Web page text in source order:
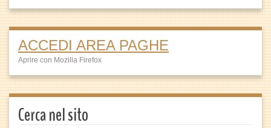
ACCEDI AREA PAGHE
Aprire con Mozilla Firefox
Cerca nel sito